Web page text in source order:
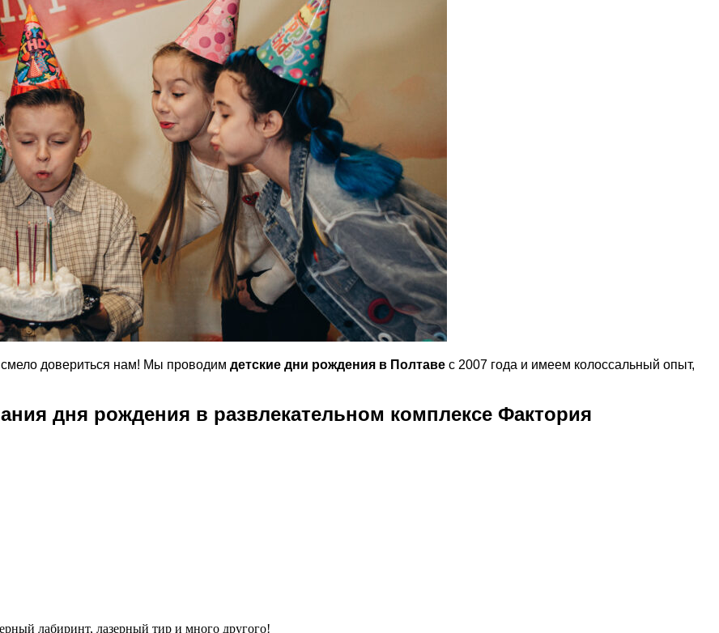
довериться нам! Мы проводим детские дни рождения в Полтаве с 2007 года и имеем колоссальный опыт,
дня рождения в развлекательном комплексе Фактория
лабиринт, лазерный тир и много другого!